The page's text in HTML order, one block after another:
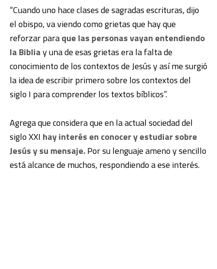
“Cuando uno hace clases de sagradas escrituras, dijo
el obispo, va viendo como grietas que hay que
reforzar paraque las personas vayan entendiendo
la Bibliay una de esas grietas era la falta de
conocimiento de los contextos de Jesús y así me surgió
la idea de escribir primero sobre los contextos del
siglo I para comprender los textos bíblicos”.
Agrega que considera que en la actual sociedad del
siglo XXI hay interés en conocer y estudiar sobre
Jesús y su mensaje.Por su lenguaje ameno y sencillo
está alcance de muchos, respondiendo a ese interés.